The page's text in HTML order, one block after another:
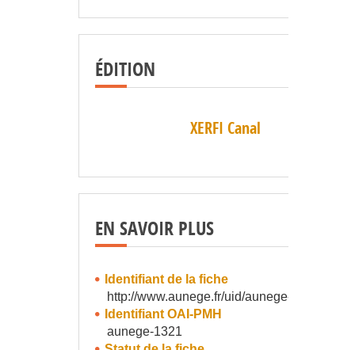
ÉDITION
XERFI Canal
EN SAVOIR PLUS
Identifiant de la fiche
http://www.aunege.fr/uid/aunege-1321
Identifiant OAI-PMH
aunege-1321